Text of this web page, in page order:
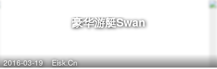
豪华游艇Swan
2016-03-19 Eisk.Cn